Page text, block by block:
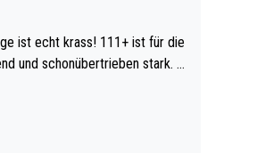
krass! 111+ ist für die
und schonübertrieben stark. U